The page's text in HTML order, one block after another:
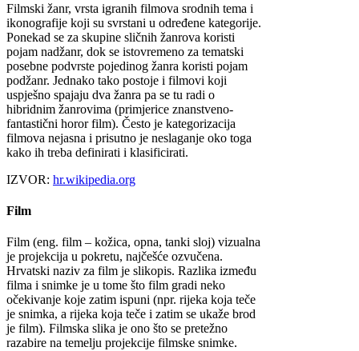
Filmski žanr, vrsta igranih filmova srodnih tema i
ikonografije koji su svrstani u određene kategorije.
Ponekad se za skupine sličnih žanrova koristi
pojam nadžanr, dok se istovremeno za tematski
posebne podvrste pojedinog žanra koristi pojam
podžanr. Jednako tako postoje i filmovi koji
uspješno spajaju dva žanra pa se tu radi o
hibridnim žanrovima (primjerice znanstveno-
fantastični horor film). Često je kategorizacija
filmova nejasna i prisutno je neslaganje oko toga
kako ih treba definirati i klasificirati.
IZVOR: hr.wikipedia.org
Film
Film (eng. film – kožica, opna, tanki sloj) vizualna
je projekcija u pokretu, najčešće ozvučena.
Hrvatski naziv za film je slikopis. Razlika između
filma i snimke je u tome što film gradi neko
očekivanje koje zatim ispuni (npr. rijeka koja teče
je snimka, a rijeka koja teče i zatim se ukaže brod
je film). Filmska slika je ono što se pretežno
razabire na temelju projekcije filmske snimke.